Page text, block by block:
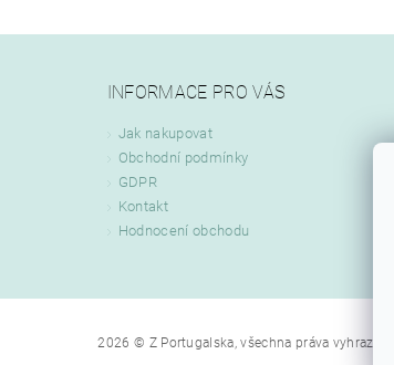
INFORMACE PRO VÁS
Jak nakupovat
Obchodní podmínky
GDPR
Kontakt
Hodnocení obchodu
2026 © Z Portugalska, všechna práva vyhrazena